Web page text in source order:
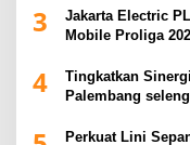
3
Jakarta Electric
Mobile Proliga
4
Tingkatkan
Palembang
Perkuat Lini